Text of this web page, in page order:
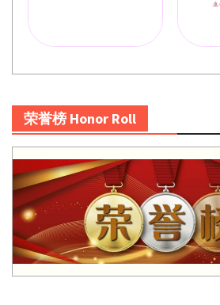
荣誉榜 Honor Roll